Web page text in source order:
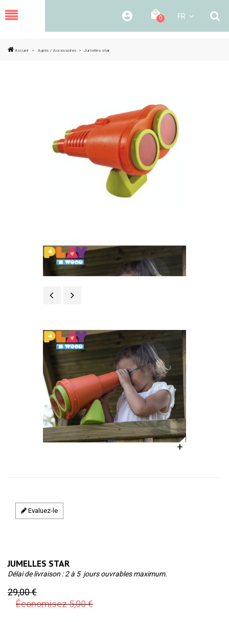
0 FR
Accueil > Agrès / Accessoires > Jumelles star
+
Evaluez-le
JUMELLES STAR
Délai de livraison : 2 à 5 jours ouvrables maximum.
29,00 €
Économisez 5,00 €